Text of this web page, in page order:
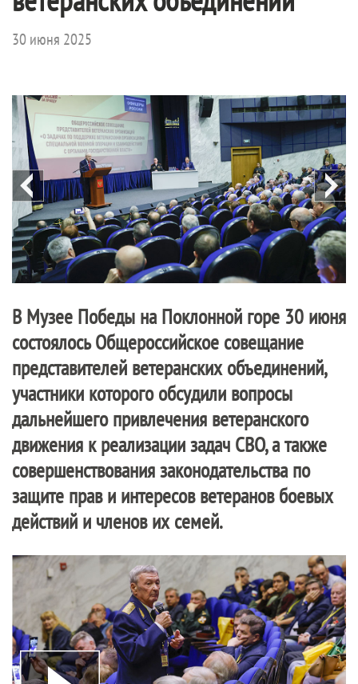
30 июня 2025
В Музее Победы на Поклонной горе 30 июня
состоялось Общероссийское совещание
представителей ветеранских объединений,
участники которого обсудили вопросы
дальнейшего привлечения ветеранского
движения к реализации задач СВО, а также
совершенствования законодательства по
защите прав и интересов ветеранов боевых
действий и членов их семей.